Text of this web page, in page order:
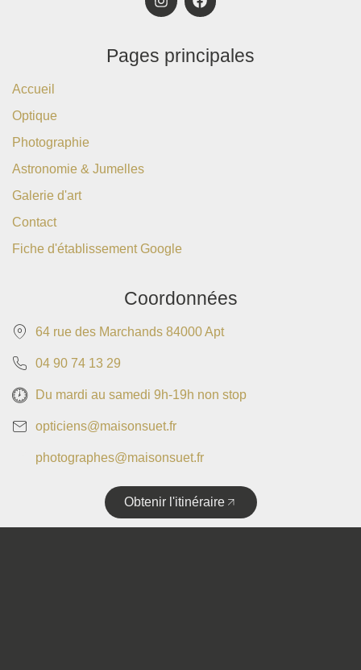
Pages principales
Accueil
Optique
Photographie
Astronomie & Jumelles
Galerie d'art
Contact
Fiche d'établissement Google
Coordonnées
64 rue des Marchands 84000 Apt
04 90 74 13 29
Du mardi au samedi 9h-19h non stop
opticiens@maisonsuet.fr
photographes@maisonsuet.fr
Obtenir l'itinéraire